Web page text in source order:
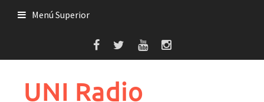
Menú Superior
UNI Radio